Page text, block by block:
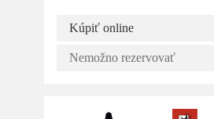
Kúpiť online
Nemožno rezervovať